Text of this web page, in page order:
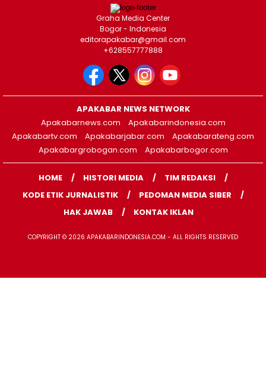
Graha Media Center
Bogor - Indonesia
editorapakabar@gmail.com
+628557777888
APAKABAR NEWS NETWORK
Apakabarnews.com
Apakabarindonesia.com
Apakabartv.com
Apakabarjabar.com
Apakabarateng.com
Apakabargrobogan.com
Apakabarbogor.com
HOME HISTORI MEDIA
TIM REDAKSI
KODE ETIK JURNALISTIK
PEDOMAN MEDIA SIBER
HAK JAWAB
KONTAK IKLAN
COPYRIGHT © 2026 APAKABARINDONESIA.COM - ALL RIGHTS RESERVED